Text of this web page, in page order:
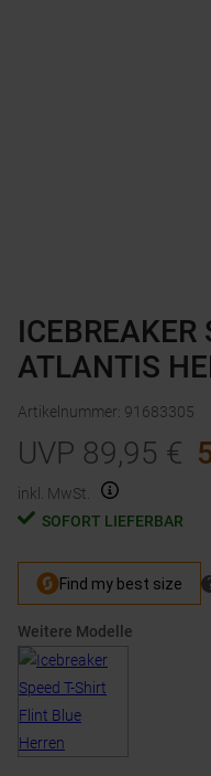
ICEBREAKER
ATLANTIS
Artikelnummer: 91683305
UVP 89,95 €
inkl. MwSt.
SOFORT LIEFERBAR
Weitere Modelle